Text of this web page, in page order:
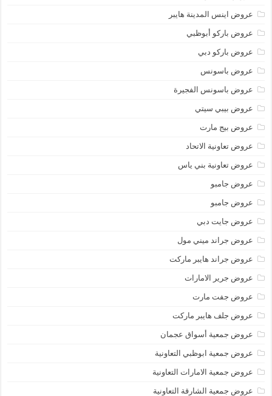
عروض اينس المدينة هايبر
عروض باركو أبوظبي
عروض باركو دبي
عروض باسونس
عروض باسونس الفجيرة
عروض بيبي سيتي
عروض بيج مارت
عروض تعاونية الاتحاد
عروض تعاونية بني ياس
عروض جامبو
عروض جامبو
عروض جايت دبي
عروض جراند ميني مول
عروض جراند هايبر ماركت
عروض جرير الامارات
عروض جفت مارت
عروض جلف هايبر ماركت
عروض جمعية أسواق عجمان
عروض جمعية ابوظبي التعاونية
عروض جمعية الامارات التعاونية
عروض جمعية الشارقة التعاونية